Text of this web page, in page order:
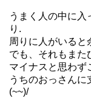
うまく人の中に入
り.
周りに人がいると
でも、それもまた
マイナスと思わず
うちのおっさん
(~~)/